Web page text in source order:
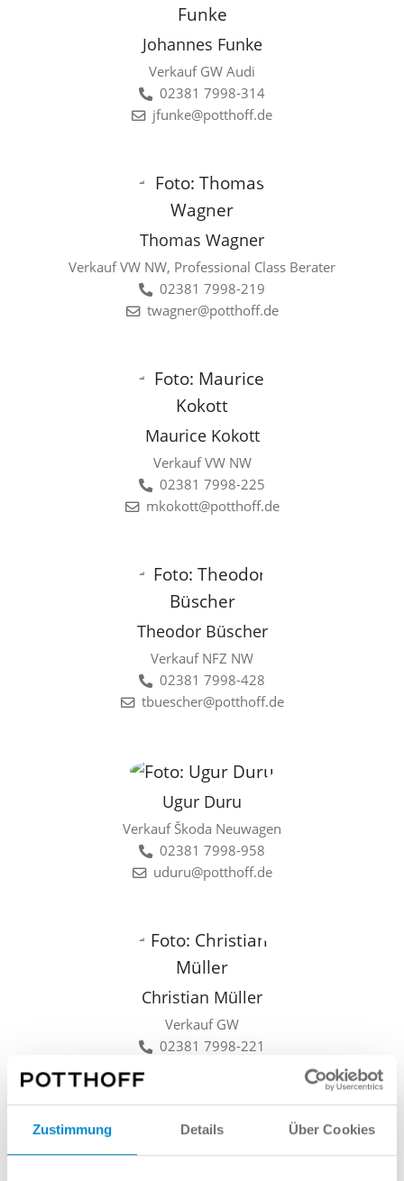
Zustimmung Details Über Cookies
Johannes Funke
Verkauf GW Audi
02381 7998-314
jfunke@potthoff.de
Thomas Wagner
Verkauf VW NW, Professional Class Berater
02381 7998-219
twagner@potthoff.de
Maurice Kokott
Verkauf VW NW
02381 7998-225
mkokott@potthoff.de
Theodor Büscher
Verkauf NFZ NW
02381 7998-428
tbuescher@potthoff.de
Ugur Duru
Verkauf Škoda Neuwagen
02381 7998-958
uduru@potthoff.de
Christian Müller
Verkauf GW
02381 7998-221